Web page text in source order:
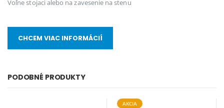
Voľne stojaci alebo na zavesenie na stenu
CHCEM VIAC INFORMÁCIÍ
PODOBNÉ PRODUKTY
AKCIA